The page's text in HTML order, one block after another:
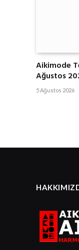
Aikimode
Ağustos
5 Ağustos 2026